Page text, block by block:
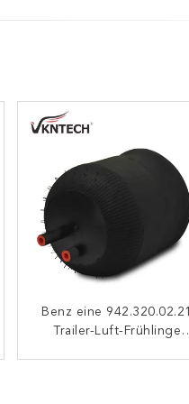
Benz eine 942.320.02.21
Trailer-Luft-Frühlinge
Industrielles des
Firestone-6705NP01